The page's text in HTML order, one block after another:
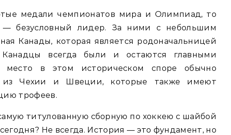
медали чемпионатов мира и Олимпиад, то
— безусловный лидер. За ними с небольшим
Канады, которая является родоначальницей
всегда были и остаются главными
место в этом историческом споре обычно
из Чехии и Швеции, которые также имеют
трофеев.
титулованную сборную по хоккею с шайбой
Не всегда. История — это фундамент, но